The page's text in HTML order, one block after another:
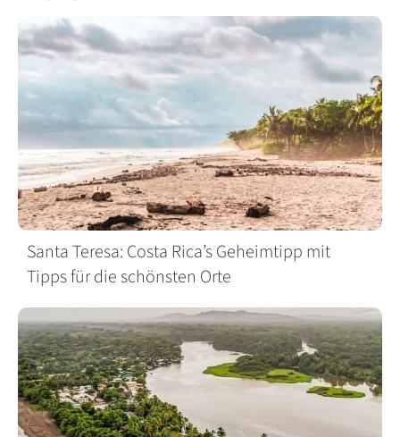
Santa Teresa: Costa Rica’s Geheimtipp mit
Tipps für die schönsten Orte